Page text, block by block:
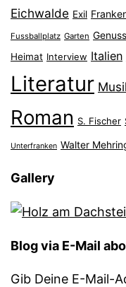
Eichwalde Exil
Fussballplatz Garten Genuss
Heimat Interview Italien
Literatur
Roman S. Fischer
Unterfranken Walter
Gallery
Blog via E-Mail
Gib Deine E-Mail-